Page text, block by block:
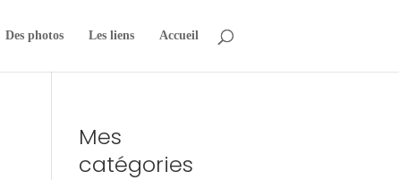
Des photos Les liens Accueil
Mes
catégories